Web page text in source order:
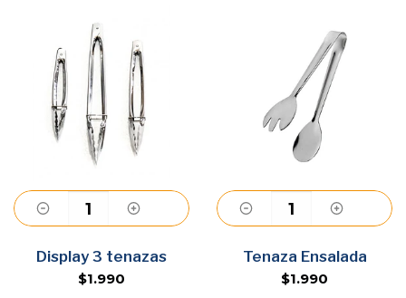
Agregar
Display 3 tenazas
$1.990
Agregar
Tenaza Ensalada
$1.990